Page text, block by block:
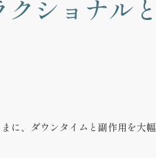
ショナル
に、 ダウンタイムと副作用を大